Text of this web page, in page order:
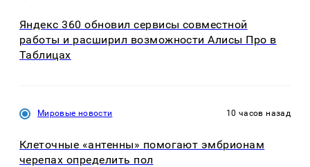
Яндекс 360 обновил сервисы совместной
работы и расширил возможности Алисы Про в
Таблицах
Мировые новости 10 часов назад
Клеточные «антенны» помогают эмбрионам
черепах определить пол